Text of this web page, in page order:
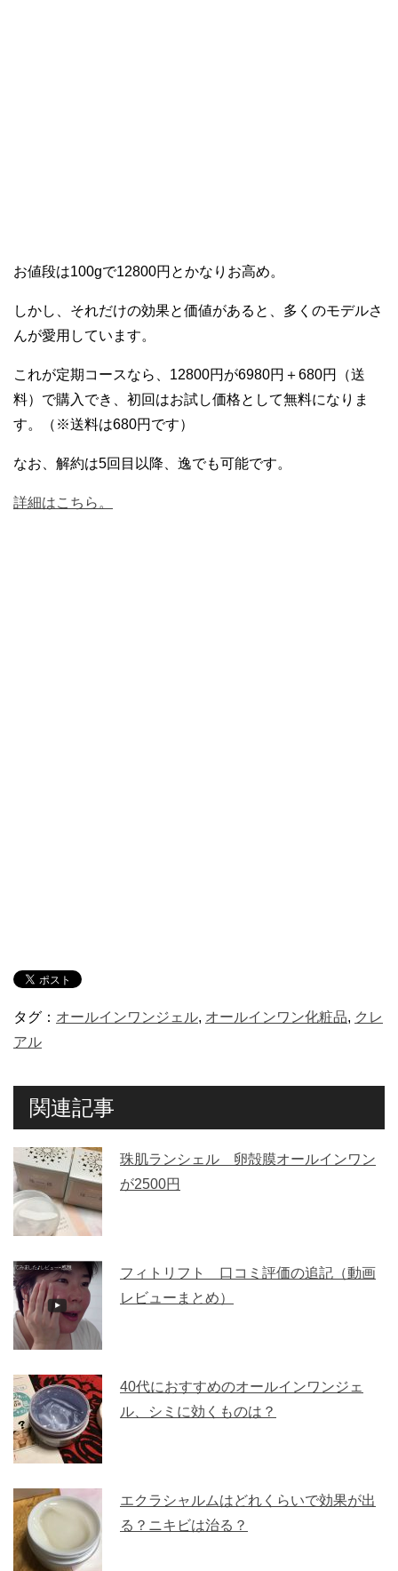
お値段は100gで12800円とかなりお高め。
しかし、それだけの効果と価値があると、多くのモデルさ
んが愛用しています。
これが定期コースなら、12800円が6980円＋680円（送
料）で購入でき、初回はお試し価格として無料になりま
す。（※送料は680円です）
なお、解約は5回目以降、逸でも可能です。
詳細はこちら。
タグ： オールインワンジェル, オールインワン化粧品, クレ
アル
関連記事
珠肌ランシェル 卵殻膜オールインワン
が2500円
フィトリフト 口コミ評価の追記（動画
レビューまとめ）
40代におすすめのオールインワンジェ
ル、シミに効くものは？
エクラシャルムはどれくらいで効果が出
る？ニキビは治る？